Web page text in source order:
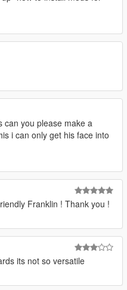
can you please make a
i can only get his face into
Franklin ! Thank you !
its not so versatile